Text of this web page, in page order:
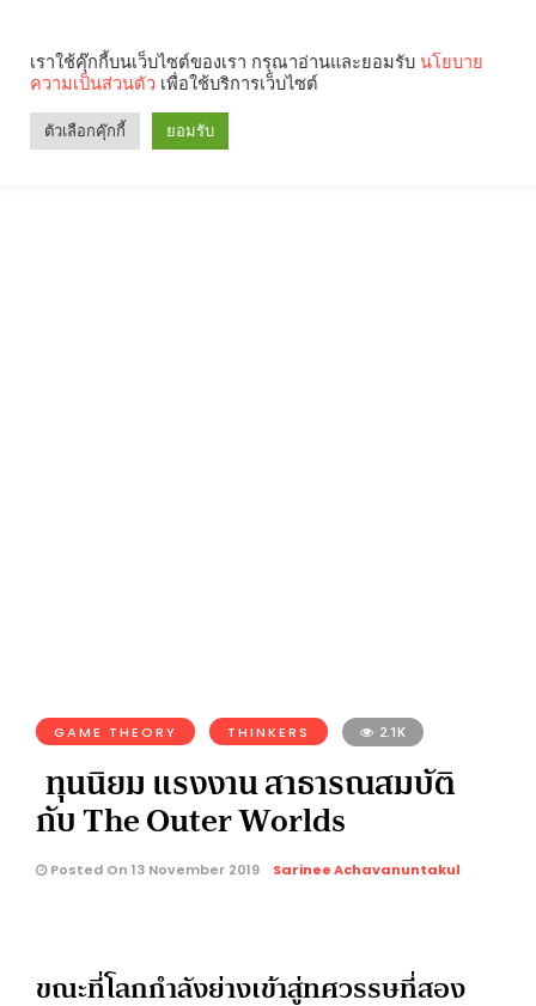
GAME THEORY THINKERS 2.1K
ทุนนิยม แรงงาน สาธารณสมบัติ
กับ The Outer Worlds
Posted On 13 November 2019 Sarinee Achavanuntakul
ขณะที่โลกกำลังย่างเข้าสู่ทศวรรษที่สอง
เราใช้คุ๊กกี้บนเว็บไซต์ของเรา กรุณาอ่านและยอมรับ นโยบาย
ความเป็นส่วนตัว เพื่อใช้บริการเว็บไซต์
ตัวเลือกคุ๊กกี้ ยอมรับ